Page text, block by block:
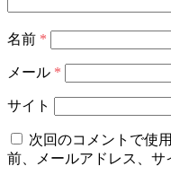
名前 *
メール *
サイト
次回のコメントで使
前、メールアドレス、サ